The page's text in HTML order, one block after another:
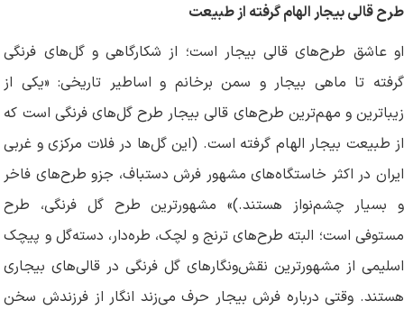
طرح قالی بیجار الهام گرفته از طبیعت
او عاشق طرح‌های قالی بیجار است؛ از شکارگاهی و گل‌های فرنگی
گرفته تا ماهی بیجار و سمن برخانم و اساطیر تاریخی: «یکی از
زیباترین و مهم‌ترین طرح‌های قالی بیجار طرح گل‌های فرنگی است که
از طبیعت بیجار الهام گرفته است. (این گل‌ها در فلات مرکزی و غربی
ایران در اکثر خاستگاه‌های مشهور فرش دستباف، جزو طرح‌های فاخر
و بسیار چشم‌نواز هستند.)» مشهورترین طرح گل فرنگی، طرح
مستوفی است؛ البته طرح‌های ترنج و لچک، طره‌دار، دسته‌گل و پیچک
اسلیمی از مشهورترین نقش‌ونگارهای گل فرنگی در قالی‌های بیجاری
هستند. وقتی درباره فرش بیجار حرف می‌زند انگار از فرزندش سخن